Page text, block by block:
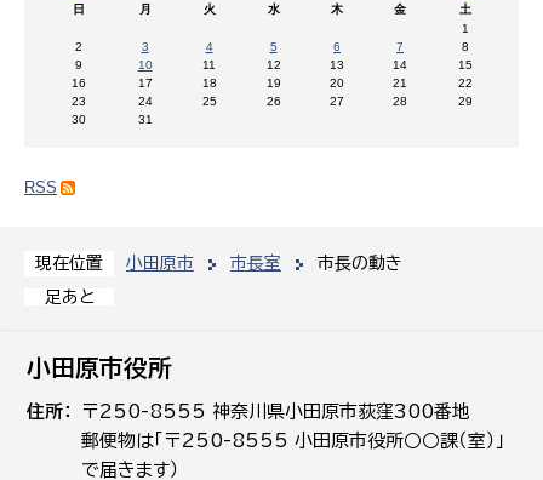
現在位置 小田原市 市長室
市長の動き
足あと
日 月 火 水 木 金
土
1
2
3 4 5 6 7
8
9
10 11 12 13 14
15
16
17 18 19 20 21
22
23
24 25 26 27 28
29
30
31
RSS
小田原市役所
住所
〒250-8555 神奈川県小田原市荻窪300番地
郵便物は「〒250-8555 小田原市役所○○課（室）」
で届きます）